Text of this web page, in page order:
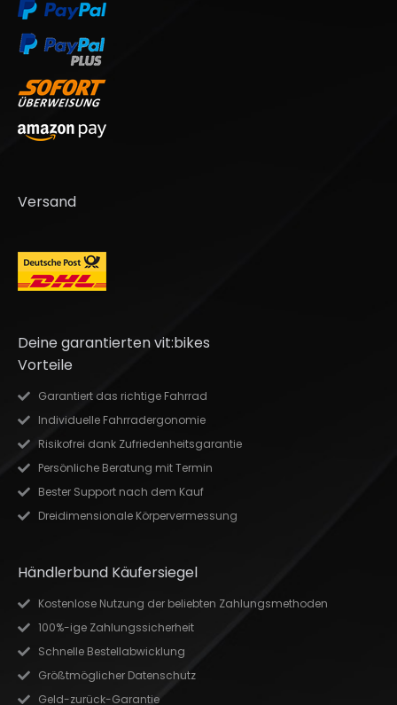
Versand
Deine garantierten vit:bikes
Vorteile
Garantiert das richtige Fahrrad
Individuelle Fahrradergonomie
Risikofrei dank Zufriedenheitsgarantie
Persönliche Beratung mit Termin
Bester Support nach dem Kauf
Dreidimensionale Körpervermessung
Händlerbund Käufersiegel
Kostenlose Nutzung der beliebten Zahlungsmethoden
100%-ige Zahlungssicherheit
Schnelle Bestellabwicklung
Größtmöglicher Datenschutz
Geld-zurück-Garantie